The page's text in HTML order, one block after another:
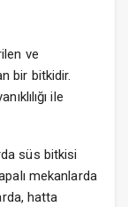
ve
bir bitkidir.
ile
süs bitkisi
mekanlarda
hatta